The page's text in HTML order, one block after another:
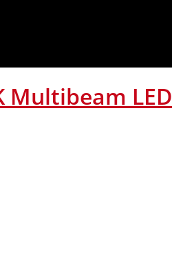
Multibeam LED